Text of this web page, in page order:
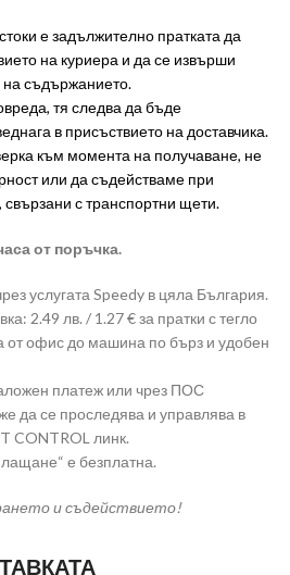
е задължително пратката да
на куриера и да се извърши
на съдържанието.
тя следва да бъде
в присъствието на доставчика.
към момента на получаване, не
или да съдействаме при
с транспортни щети.
от поръчка.
услугата Speedy в цяла България.
2.49 лв. / 1.27 € за пратки с тегло
от офис до машина по бърз и удобен
платеж или чрез ПОС
да се проследява и управлява в
CONTROL линк.
е безплатна.
и съдействието!